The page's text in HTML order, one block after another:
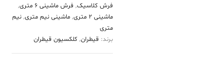
فرش کلاسیک, فرش ماشینی 6 متری
,
ماشینی 2 متری
, ماشینی نیم متری, نیم
متری
برند: قیطران, کلکسیون قیطران